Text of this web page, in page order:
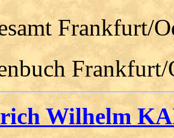
Frankfurt/
Wilhelm